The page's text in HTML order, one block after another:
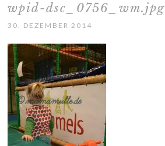
wpid-dsc_0756_wm.jpg
30. DEZEMBER 2014